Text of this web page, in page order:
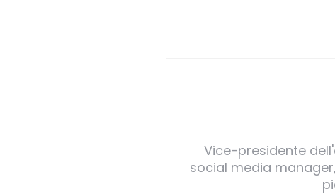
Vice-presidente
social media